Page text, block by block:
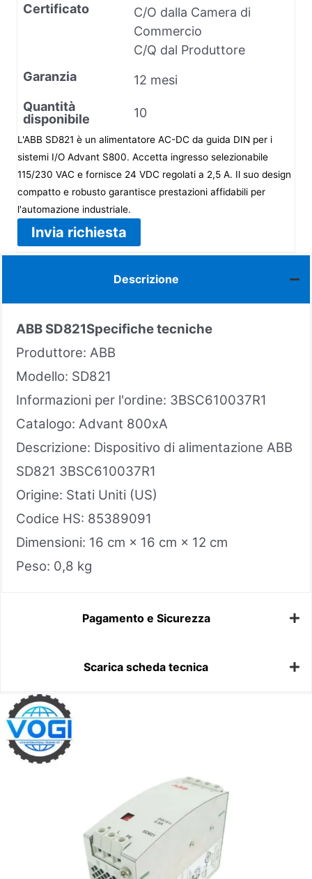
Certificato
C/O dalla Camera di
Commercio
C/Q dal Produttore
Garanzia
12 mesi
Quantità
disponibile
10
L'ABB SD821 è un alimentatore AC-DC da guida DIN per i
sistemi I/O Advant S800. Accetta ingresso selezionabile
115/230 VAC e fornisce 24 VDC regolati a 2,5 A. Il suo design
compatto e robusto garantisce prestazioni affidabili per
l'automazione industriale.
Invia richiesta
Descrizione
ABB SD821Specifiche tecniche
Produttore: ABB
Modello: SD821
Informazioni per l'ordine: 3BSC610037R1
Catalogo: Advant 800xA
Descrizione: Dispositivo di alimentazione ABB
SD821 3BSC610037R1
Origine: Stati Uniti (US)
Codice HS: 85389091
Dimensioni: 16 cm × 16 cm × 12 cm
Peso: 0,8 kg
Pagamento e Sicurezza
Scarica scheda tecnica